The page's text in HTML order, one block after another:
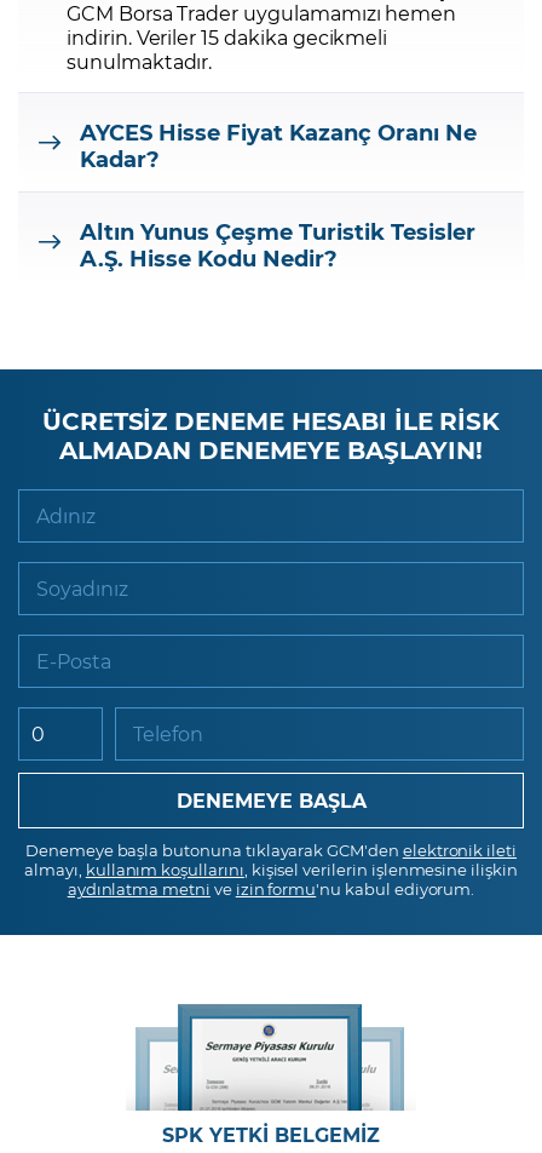
GCM Borsa Trader uygulamamızı hemen
indirin.Veriler 15 dakika gecikmeli
sunulmaktadır.
AYCES Hisse Fiyat Kazanç Oranı Ne
Kadar?
Altın Yunus Çeşme Turistik Tesisler
A.Ş. Hisse Kodu Nedir?
ÜCRETSİZ DENEME HESABI İLE RİSK
ALMADAN DENEMEYE BAŞLAYIN!
Adınız
Soyadınız
E-Posta
Telefon
Denemeye başla butonuna tıklayarak GCM'den elektronik ileti
almayı, kullanım koşullarını , kişisel verilerin işlenmesine ilişkin
aydınlatma metni ve izin formu'nu kabul ediyorum.
SPK YETKİ BELGEMİZ